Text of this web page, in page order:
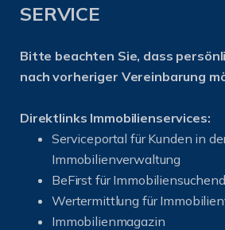
SERVICE
Bitte beachten Sie, dass
nach vorheriger Vereinbarung
Direktlinks Immobilienservices:
Serviceportal für Kunden in
Immobilienverwaltung
BeFirst für
Wertermittlung für
Immobilienmagazin